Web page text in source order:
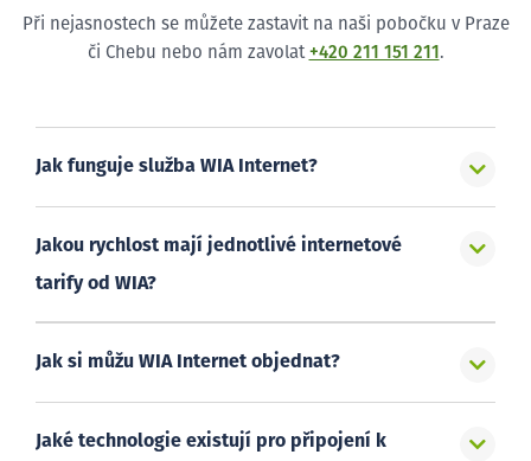
Při nejasnostech se můžete zastavit na naši pobočku v Praze
či Chebu nebo nám zavolat +420 211 151 211 .
Jak funguje služba WIA Internet?
Jakou rychlost mají jednotlivé internetové
tarify od WIA?
Jak si můžu WIA Internet objednat?
Jaké technologie existují pro připojení k